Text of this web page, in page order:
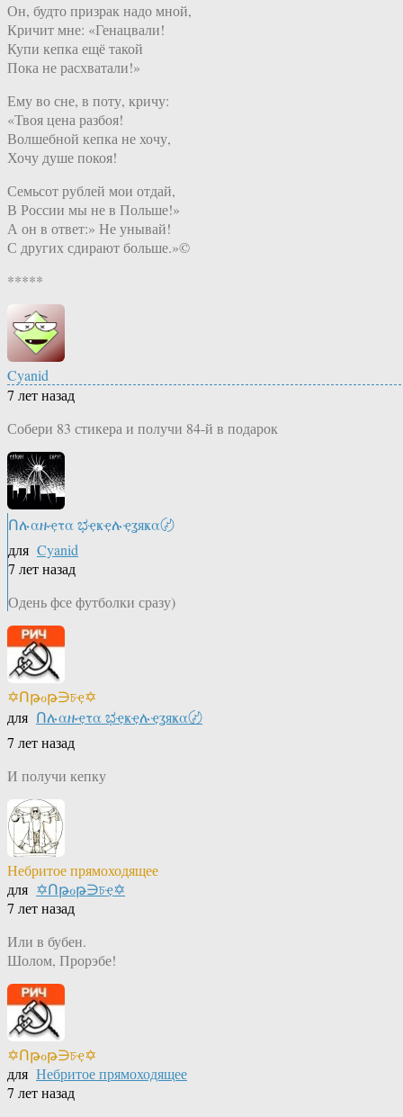
Он, будто призрак надо мной,
Кричит мне: «Генацвали!
Купи кепка ещё такой
Пока не расхватали!»
Ему во сне, в поту, кричу:
«Твоя цена разбоя!
Волшебной кепка не хочу,
Хочу душе покоя!
Семьсот рублей мои отдай,
В России мы не в Польше!»
А он в ответ:» Не унывай!
С других сдирают больше.»©
*****
Cyanid
7 лет назад
Собери 83 стикера и получи 84-й в подарок
Ոሉαዙҿτα ಭҿҝҿሉҿʓяҝα〄
для Cyanid
7 лет назад
Одень фсе футболки сразу)
✡Ոթℴթ∋চҿ✡
для Ոሉαዙҿτα ಭҿҝҿሉҿʓяҝα〄
7 лет назад
И получи кепку
Небритое прямоходящее
для ✡Ոթℴթ∋চҿ✡
7 лет назад
Или в бубен.
Шолом, Прорэбе!
✡Ոթℴթ∋চҿ✡
для Небритое прямоходящее
7 лет назад